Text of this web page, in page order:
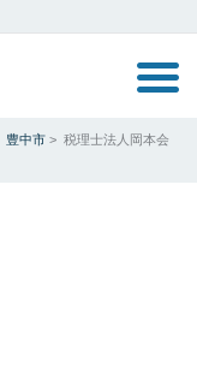
豊中市 > 税理士法人岡本会